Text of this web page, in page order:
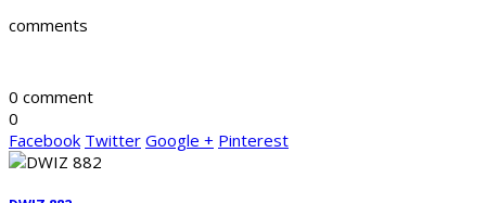
comments
0 comment
0
Facebook Twitter Google + Pinterest